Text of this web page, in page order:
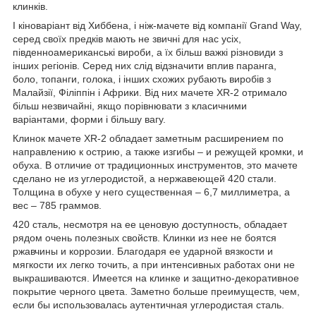
клинків.
І кіноваріант від Хиббена, і ніж-мачете від компанії Grand Way,
серед своїх предків мають не звичні для нас усіх,
південноамериканські вироби, а їх більш важкі різновиди з
інших регіонів. Серед них слід відзначити вплив паранга,
боло, топанги, голока, і інших схожих рубають виробів з
Малайзії, Філіппін і Африки. Від них мачете XR-2 отримало
більш незвичайні, якщо порівнювати з класичними
варіантами, форми і більшу вагу.
Клинок мачете XR-2 обладает заметным расширением по
направлению к острию, а также изгибы – и режущей кромки, и
обуха. В отличие от традиционных инструментов, это мачете
сделано не из углеродистой, а нержавеющей 420 стали.
Толщина в обухе у него существенная – 6,7 миллиметра, а
вес – 785 граммов.
420 сталь, несмотря на ее ценовую доступность, обладает
рядом очень полезных свойств. Клинки из нее не боятся
ржавчины и коррозии. Благодаря ее ударной вязкости и
мягкости их легко точить, а при интенсивных работах они не
выкрашиваются. Имеется на клинке и защитно-декоративное
покрытие черного цвета. Заметно больше преимуществ, чем,
если бы использовалась аутентичная углеродистая сталь.